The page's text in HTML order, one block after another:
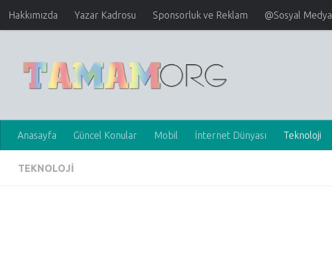
Hakkımızda Yazar Kadrosu Sponsorluk ve Reklam @Sosyal Medya
Anasayfa Güncel Konular Mobil İnternet Dünyası Teknoloji
TEKNOLOJI